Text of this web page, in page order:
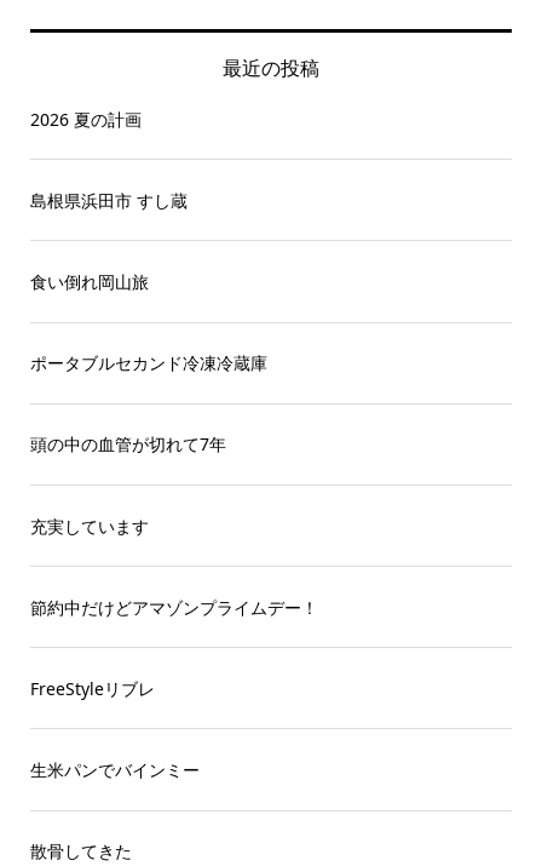
最近の投稿
2026 夏の計画
島根県浜田市 すし蔵
食い倒れ岡山旅
ポータブルセカンド冷凍冷蔵庫
頭の中の血管が切れて7年
充実しています
節約中だけどアマゾンプライムデー！
FreeStyleリブレ
生米パンでバインミー
散骨してきた